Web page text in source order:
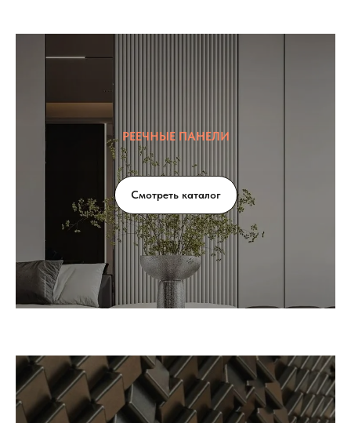
РЕЕЧНЫЕ ПАНЕЛИ
Смотреть каталог